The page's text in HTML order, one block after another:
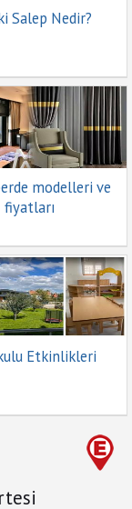
Salep Nedir?
modelleri ve
fiyatları
Etkinlikleri